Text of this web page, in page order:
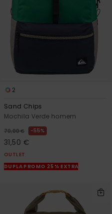
2
Sand Chips
Mochila Verde homem
70,00 € 55%
31,50 €
OUTLET
DUPLA PROMO 25% EXTRA